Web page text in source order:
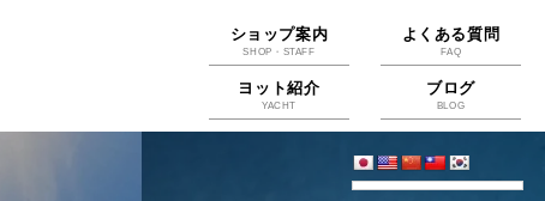
ショップ案内
SHOP・STAFF
よくある質問
FAQ
ヨット紹介
YACHT
ブログ
BLOG